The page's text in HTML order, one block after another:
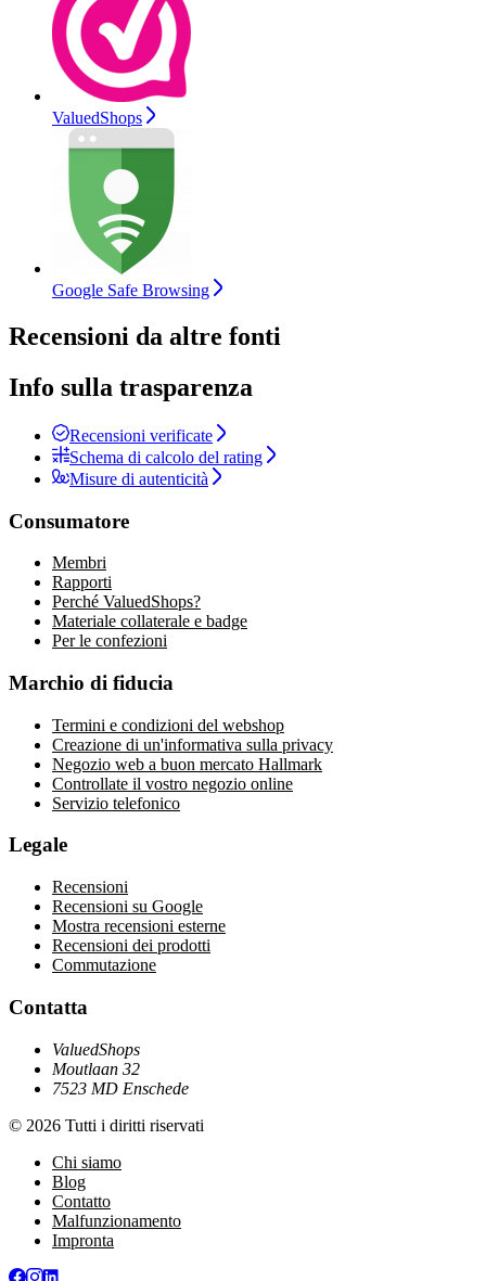
ValuedShops
Google Safe Browsing
Recensioni da altre fonti
Info sulla trasparenza
Recensioni verificate
Schema di calcolo del rating
Misure di autenticità
Consumatore
Membri
Rapporti
Perché ValuedShops?
Materiale collaterale e badge
Per le confezioni
Marchio di fiducia
Termini e condizioni del webshop
Creazione di un'informativa sulla privacy
Negozio web a buon mercato Hallmark
Controllate il vostro negozio online
Servizio telefonico
Legale
Recensioni
Recensioni su Google
Mostra recensioni esterne
Recensioni dei prodotti
Commutazione
Contatta
ValuedShops
Moutlaan 32
7523 MD Enschede
© 2026 Tutti i diritti riservati
Chi siamo
Blog
Contatto
Malfunzionamento
Impronta